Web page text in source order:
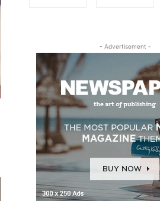
- Advertisement -